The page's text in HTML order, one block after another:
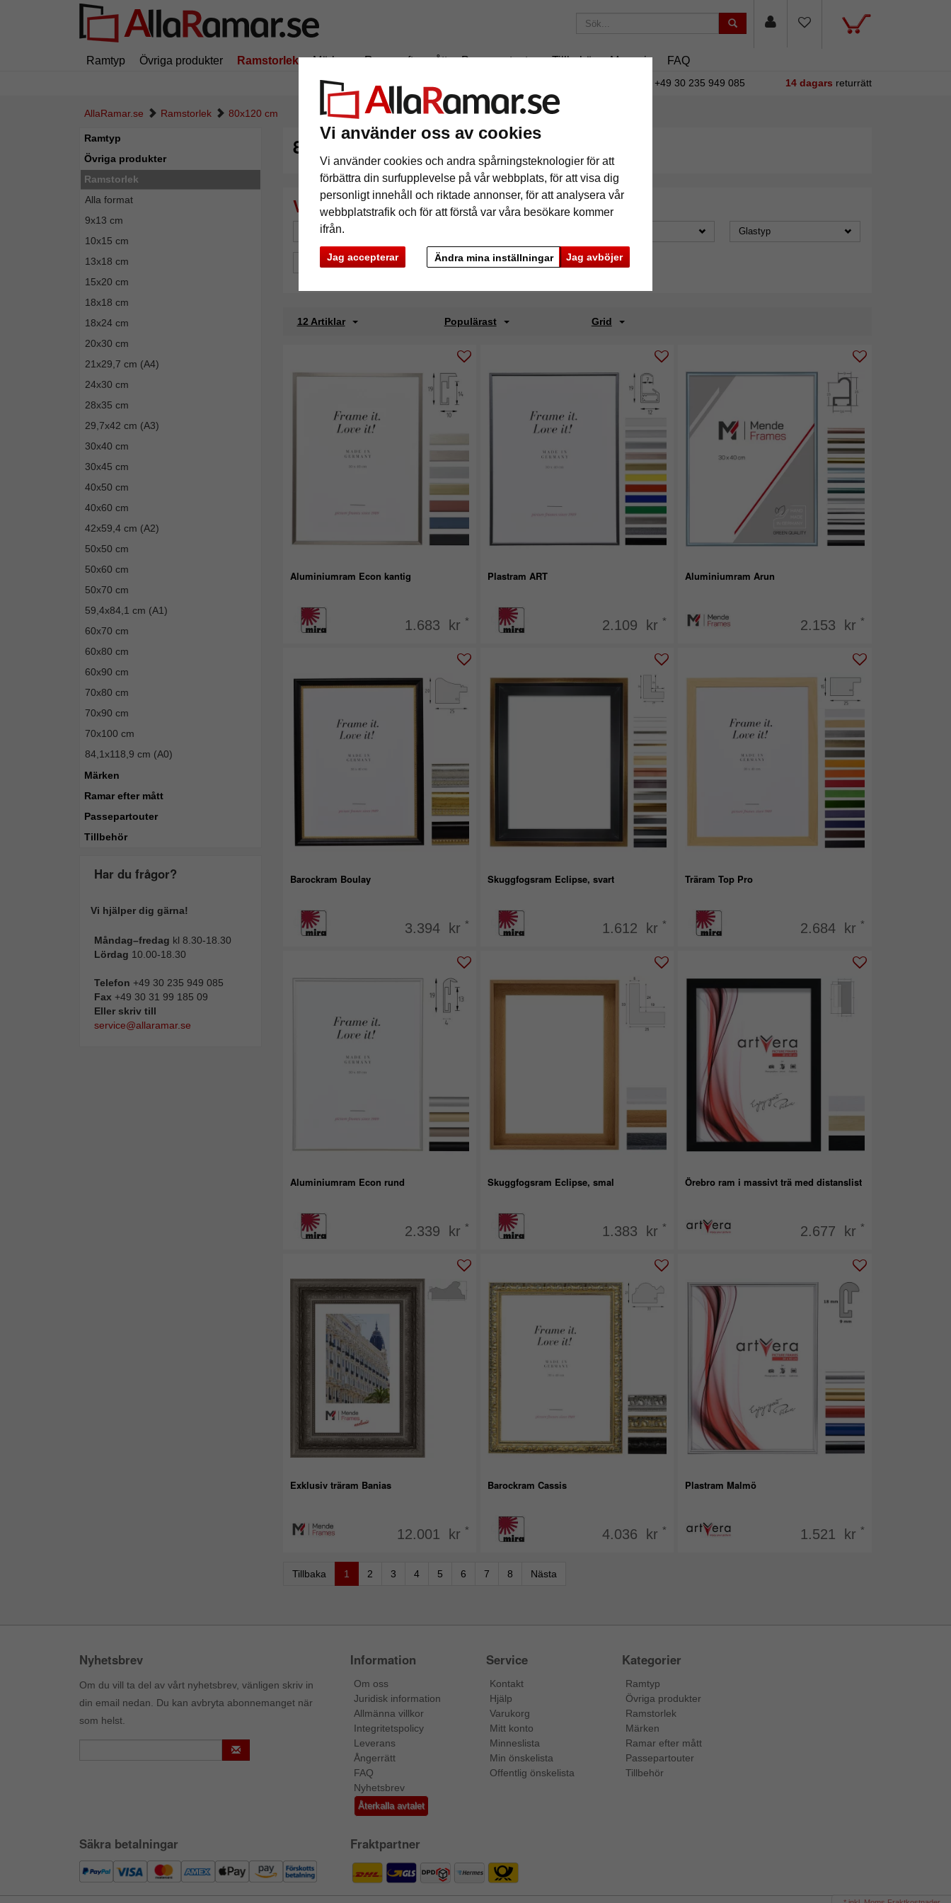
Vi använder oss av cookies
Vi använder cookies och andra spårningsteknologier för att
förbättra din surfupplevelse på vår webbplats, för att visa dig
personligt innehåll och riktade annonser, för att analysera vår
webbplatstrafik och för att förstå var våra besökare kommer
ifrån.
Jag accepterar Jag avböjer
Ändra mina inställningar
Ramtyp Övriga produkter Ramstorlek Märken Ramar efter mått Passepartouter Tillbehör Magasin FAQ
195 kr +49 30 235 949 085 14 dagars returrätt
AllaRamar.se Ramstorlek 80x120 cm
Ramtyp
Övriga produkter
Ramstorlek
Alla format
9x13 cm
10x15 cm
13x18 cm
15x20 cm
18x18 cm
18x24 cm
20x30 cm
21x29,7 cm (A4)
24x30 cm
28x35 cm
29,7x42 cm (A3)
30x40 cm
30x45 cm
40x50 cm
40x60 cm
42x59,4 cm (A2)
50x50 cm
50x60 cm
50x70 cm
59,4x84,1 cm (A1)
60x70 cm
60x80 cm
60x90 cm
70x80 cm
70x90 cm
70x100 cm
84,1x118,9 cm (A0)
Märken
Ramar efter mått
Passepartouter
Tillbehör
Har du frågor?
Vi hjälper dig gärna!
Måndag–fredag kl 8.30-18.30
Lördag 10.00-18.30
Telefon +49 30 235 949 085
Fax +49 30 31 99 185 09
Eller skriv till
service@allaramar.se
80x120 cm
Märke Glastyp
Profilbredd Baksida med stöd
12 Artiklar Populärast Grid
Aluminiumram Econ kantig
1.683 kr *
Plastram ART
2.109 kr *
Aluminiumram Arun
2.153 kr *
Barockram Boulay
3.394 kr *
Skuggfogsram Eclipse, svart
1.612 kr *
Träram Top Pro
2.684 kr *
Aluminiumram Econ rund
2.339 kr *
Skuggfogsram Eclipse, smal
1.383 kr *
Örebro ram i massivt trä med distanslist
2.677 kr *
Exklusiv träram Banias
12.001 kr *
Barockram Cassis
4.036 kr *
Plastram Malmö
1.521 kr *
Tillbaka 1 2 3 4 5 6 7 8 Nästa
Nyhetsbrev
Om du vill ta del av vårt nyhetsbrev, vänligen skriv in
din email nedan. Du kan avbryta abonnemanget när
som helst.
Information
Om oss
Juridisk information
Allmänna villkor
Integritetspolicy
Leverans
Ångerrätt
FAQ
Nyhetsbrev
Återkalla avtalet
Service
Kontakt
Hjälp
Varukorg
Mitt konto
Minneslista
Min önskelista
Offentlig önskelista
Kategorier
Ramtyp
Övriga produkter
Ramstorlek
Märken
Ramar efter mått
Passepartouter
Tillbehör
Säkra betalningar Fraktpartner